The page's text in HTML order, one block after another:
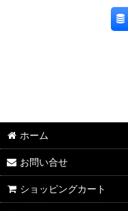
ホーム
お問い合せ
ショッピングカート